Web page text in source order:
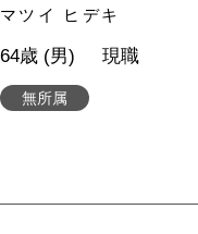
マツイ ヒデキ
無所属
64歳 (男) 現職